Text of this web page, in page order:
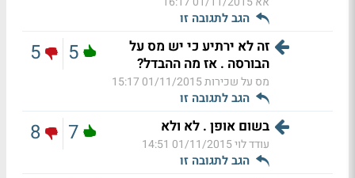
הגב לתגובה זו
זה לא ירתיע כי יש מס על
הבורסה . אז מה ההבדל?
מס על שכירות01/11/2015 15:17
הגב לתגובה זו
5
5
בשום אופן . לא ולא
עודד לוי01/11/2015 14:51
הגב לתגובה זו
7
8